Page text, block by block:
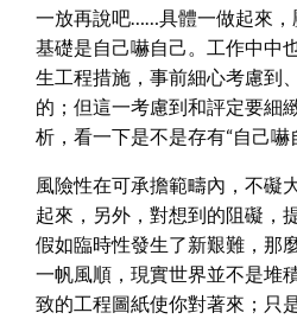
一放再說吧……具體一做起來，
基礎是自己嚇自己。工作中中
生工程措施，事前細心考慮到
的；但這一考慮到和評定要細
析，看一下是不是存有“自己嚇
風險性在可承擔範疇內，不礙
起來，另外，對想到的阻礙，
假如臨時性發生了新艱難，那
一帆風順，現實世界並不是堆
致的工程圖紙使你對著來；只